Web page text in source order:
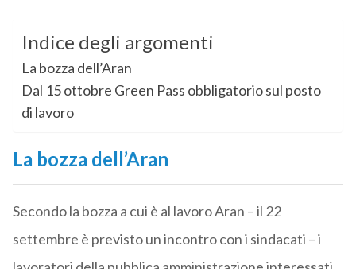
Indice degli argomenti
La bozza dell’Aran
Dal 15 ottobre Green Pass obbligatorio sul posto
di lavoro
La bozza dell’Aran
Secondo la bozza a cui è al lavoro Aran – il 22
settembre è previsto un incontro con i sindacati – i